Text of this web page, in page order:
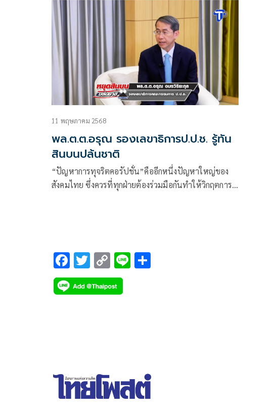
11 พฤษภาคม 2568
พล.ต.ต.อรุณ รองเลขาธิการป.ป.ช. รู้ทัน
สินบนปล้นชาติ
“ปัญหาการทุจริตคอรัปชั่น”คืออีกหนึ่งปัญหาใหญ่ของ
สังคมไทย ซึ่งควรที่ทุกฝ่ายต้องร่วมมือกันทำให้วิกฤตการ
F
ac
e
T
wi
tt
C
o
p
Li